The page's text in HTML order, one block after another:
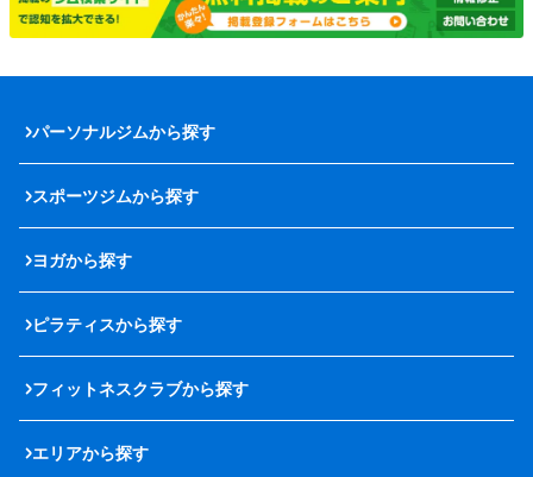
パーソナルジムから探す
スポーツジムから探す
ヨガから探す
ピラティスから探す
フィットネスクラブから探す
エリアから探す